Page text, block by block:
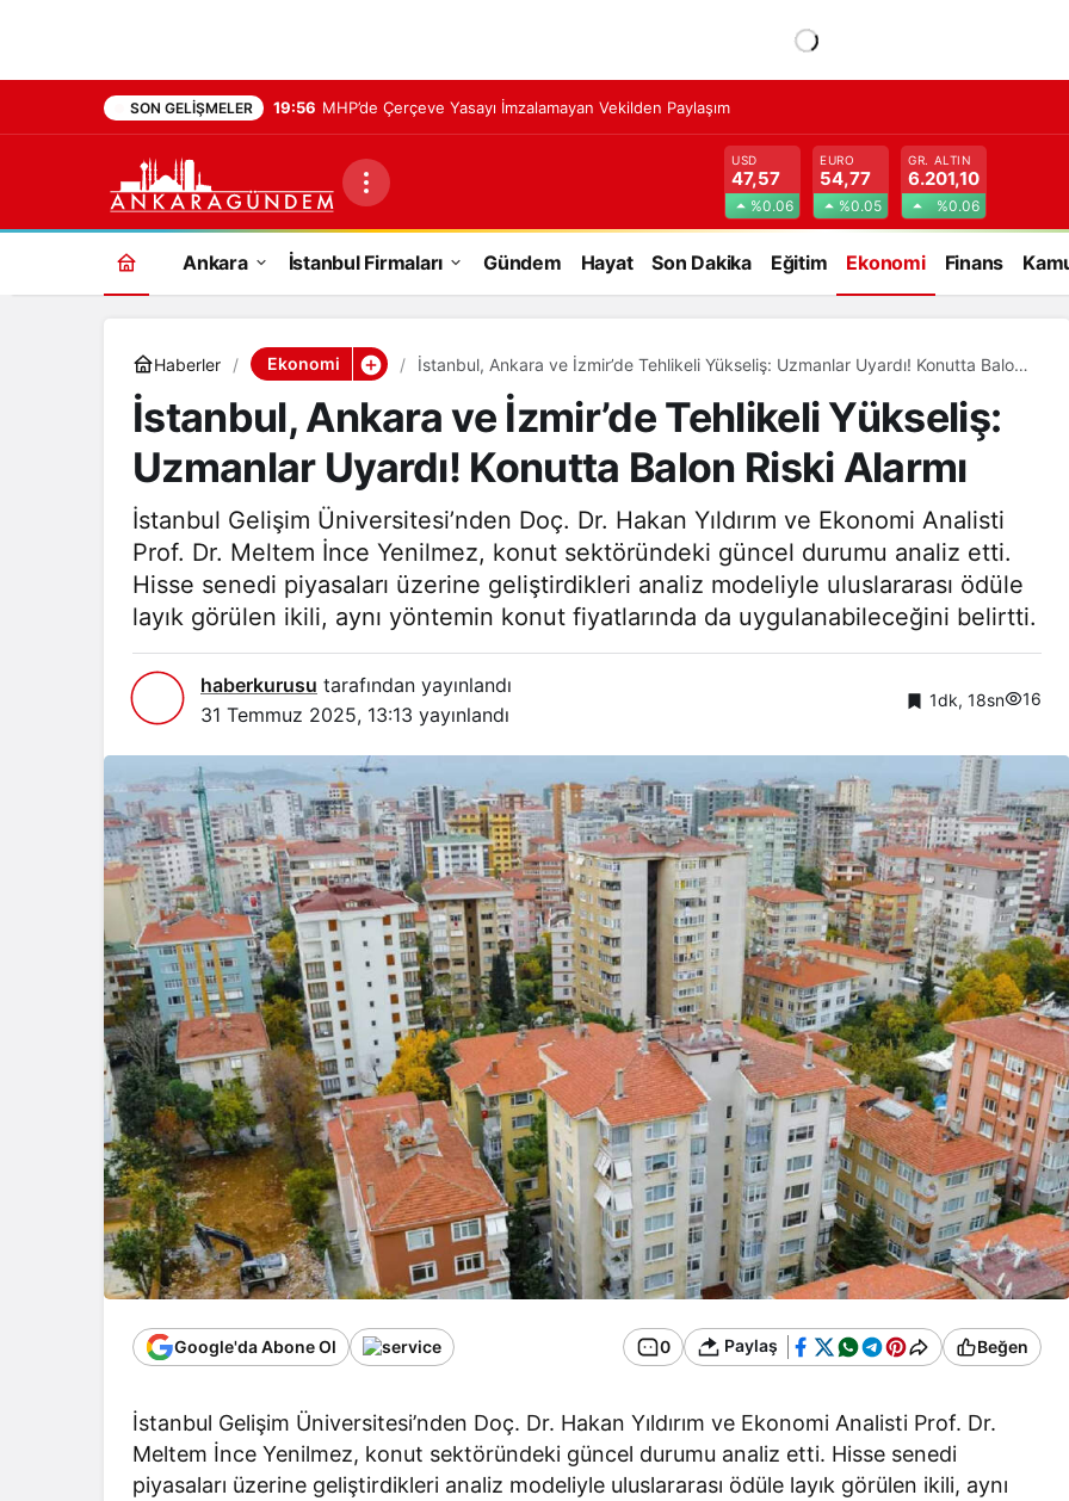
SON GELIŞMELER 19:56 MHP’de Çerçeve Yasayı İmzalamayan Vekilden Paylaşım
USD
47,57
%0.06
EURO
54,77
%0.05
GR. ALTIN
6.201,10
%0.06
Ankara İstanbul Firmaları Gündem Hayat Son Dakika Eğitim Ekonomi Finans
Haberler Ekonomi
İstanbul, Ankara ve İzmir’de Tehlikeli Yükseliş: Uzmanlar Uyardı! Konutta Balon
İstanbul, Ankara ve İzmir’de Tehlikeli Yükseliş:
Uzmanlar Uyardı! Konutta Balon Riski Alarmı
İstanbul Gelişim Üniversitesi’nden Doç. Dr. Hakan Yıldırım ve Ekonomi Analisti
Prof. Dr. Meltem İnce Yenilmez, konut sektöründeki güncel durumu analiz etti.
Hisse senedi piyasaları üzerine geliştirdikleri analiz modeliyle uluslararası ödüle
layık görülen ikili, aynı yöntemin konut fiyatlarında da uygulanabileceğini belirtti.
haberkurusu tarafından yayınlandı
31 Temmuz 2025, 13:13 yayınlandı
1dk, 18sn 16
Google'da Abone Ol 0 Paylaş Beğen
İstanbul Gelişim Üniversitesi’nden Doç. Dr. Hakan Yıldırım ve Ekonomi Analisti Prof. Dr.
Meltem İnce Yenilmez, konut sektöründeki güncel durumu analiz etti. Hisse senedi
piyasaları üzerine geliştirdikleri analiz modeliyle uluslararası ödüle layık görülen ikili, aynı